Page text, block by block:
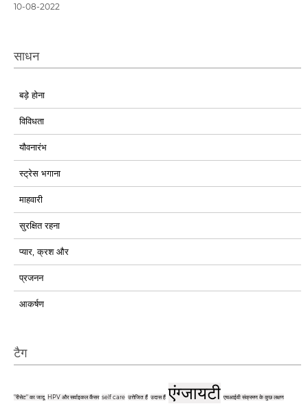
10-08-2022
साधन
बड़े होना
विविधता
यौवनारंभ
स्ट्रेस भगाना
माहवारी
सुरक्षित रहना
प्यार, क्रश और
प्रजनन
आकर्षण
टैग
"रीसेट" का जादू HPV और सर्वाइकल कैंसर self care उत्तेजित हैं उदास हैं एंग्जायटी एचआईवी संक्रमण के कुछ लक्षण